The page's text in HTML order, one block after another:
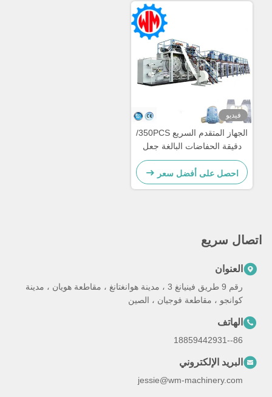
فيديو
الجهاز المتقدم السريع 350PCS/
دقيقة الحفاضات البالغة جعل
الصيانة سهلة
احصل على أفضل سعر
اتصال سريع
العنوان
رقم 9 طريق فينيانغ 3 ، مدينة هوانغتانغ ، مقاطعة هويان ، مدينة
كوانجو ، مقاطعة فوجيان ، الصين
الهاتف
86--18859442931
البريد الإلكتروني
jessie@wm-machinery.com